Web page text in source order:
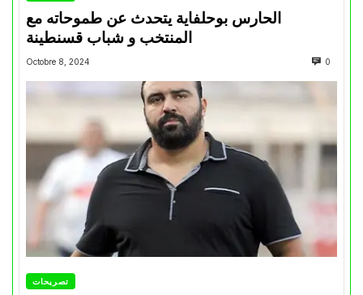
الحارس بوحلفاية يتحدث عن طموحاته مع
المنتخب و شباب قسنطينة
Octobre 8, 2024 0
تصريحات